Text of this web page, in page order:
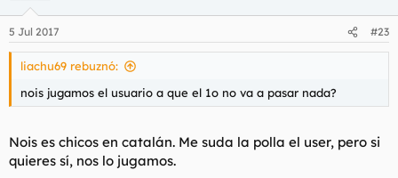
5 Jul 2017 #23
liachu69 rebuznó:
nois jugamos el usuario a que el 1o no va a pasar nada?
Nois es chicos en catalán. Me suda la polla el user, pero si
quieres sí, nos lo jugamos.